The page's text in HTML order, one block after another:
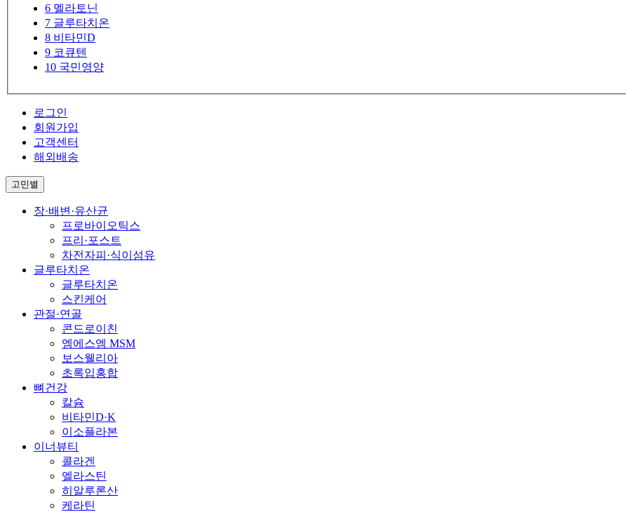
6 멜라토닌
7 글루타치온
8 비타민D
9 코큐텐
10 국민영양
로그인
회원가입
고객센터
해외배송
고민별
장·배변·유산균
프로바이오틱스
프리·포스트
차전자피·식이섬유
글루타치온
글루타치온
스킨케어
관절·연골
콘드로이친
엠에스엠 MSM
보스웰리아
초록입홍합
뼈건강
칼슘
비타민D·K
이소플라본
이너뷰티
콜라겐
엘라스틴
히알루론산
케라틴